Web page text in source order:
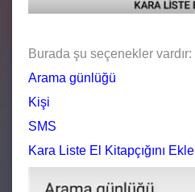
Burada şu seçenekler vardır:
Arama günlüğü
Kişi
SMS
Kara Liste El Kitapçığını Ekle